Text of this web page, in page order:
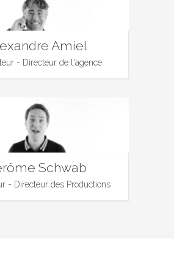
Amiel
- Directeur de l'agence
Schwab
- Directeur des Productions